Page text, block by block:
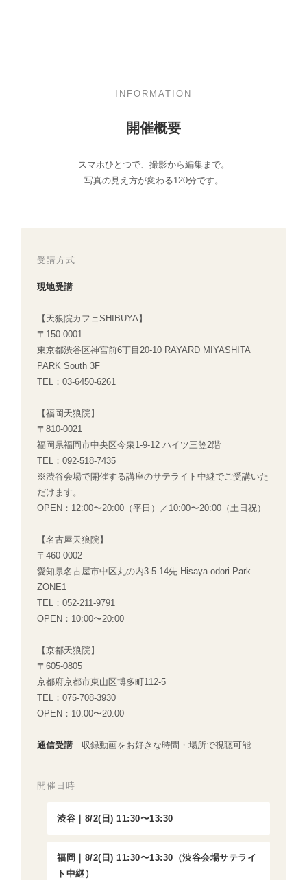
INFORMATION
開催概要
スマホひとつで、撮影から編集まで。
写真の見え方が変わる120分です。
受講方式
現地受講
【天狼院カフェSHIBUYA】
〒150-0001
東京都渋谷区神宮前6丁目20-10 RAYARD MIYASHITA
PARK South 3F
TEL：03-6450-6261
【福岡天狼院】
〒810-0021
福岡県福岡市中央区今泉1-9-12 ハイツ三笠2階
TEL：092-518-7435
※渋谷会場で開催する講座のサテライト中継でご受講いた
だけます。
OPEN：12:00〜20:00（平日）／10:00〜20:00（土日祝）
【名古屋天狼院】
〒460-0002
愛知県名古屋市中区丸の内3-5-14先 Hisaya-odori Park
ZONE1
TEL：052-211-9791
OPEN：10:00〜20:00
【京都天狼院】
〒605-0805
京都府京都市東山区博多町112-5
TEL：075-708-3930
OPEN：10:00〜20:00
通信受講 ｜収録動画をお好きな時間・場所で視聴可能
開催日時
渋谷｜8/2(日) 11:30〜13:30
福岡｜8/2(日) 11:30〜13:30（渋谷会場サテライ
ト中継）